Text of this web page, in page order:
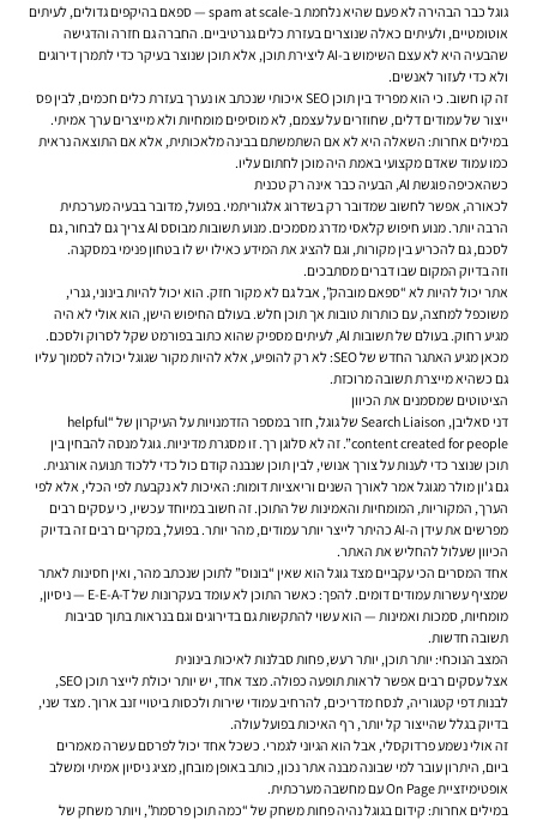
גוגל כבר הבהירה לא פעם שהיא נלחמת ב-spam at scale — ספאם בהיקפים גדולים, לעיתים
אוטומטיים, ולעיתים כאלה שנוצרים בעזרת כלים גנרטיביים. החברה גם חזרה והדגישה
שהבעיה היא לא עצם השימוש ב-AI ליצירת תוכן, אלא תוכן שנוצר בעיקר כדי לתמרן דירוגים
ולא כדי לעזור לאנשים.
זה קו חשוב. כי הוא מפריד בין תוכן SEO איכותי שנכתב או נערך בעזרת כלים חכמים, לבין פס
ייצור של עמודים דלים, שחוזרים על עצמם, לא מוסיפים מומחיות ולא מייצרים ערך אמיתי.
במילים אחרות: השאלה היא לא אם השתמשתם בבינה מלאכותית, אלא אם התוצאה נראית
כמו עמוד שאדם מקצועי באמת היה מוכן לחתום עליו.
כשהאכיפה פוגשת AI, הבעיה כבר אינה רק טכנית
לכאורה, אפשר לחשוב שמדובר רק בשדרוג אלגוריתמי. בפועל, מדובר בבעיה מערכתית
הרבה יותר. מנוע חיפוש קלאסי מדרג מסמכים. מנוע תשובות מבוסס AI צריך גם לבחור, גם
לסכם, גם להכריע בין מקורות, וגם להציג את המידע כאילו יש לו בטחון פנימי במסקנה.
וזה בדיוק המקום שבו דברים מסתבכים.
אתר יכול להיות לא “ספאם מובהק”, אבל גם לא מקור חזק. הוא יכול להיות בינוני, גנרי,
משוכפל למחצה, עם כותרות טובות אך תוכן חלש. בעולם החיפוש הישן, הוא אולי לא היה
מגיע רחוק. בעולם של תשובות AI, לעיתים מספיק שהוא כתוב בפורמט שקל לסרוק ולסכם.
מכאן מגיע האתגר החדש של SEO: לא רק להופיע, אלא להיות מקור שגוגל יכולה לסמוך עליו
גם כשהיא מייצרת תשובה מרוכזת.
הציטוטים שמסמנים את הכיוון
דני סאליבן, Search Liaison של גוגל, חזר במספר הזדמנויות על העיקרון של “helpful
content created for people”. זה לא סלוגן רך. זו מסגרת מדיניות. גוגל מנסה להבחין בין
תוכן שנוצר כדי לענות על צורך אנושי, לבין תוכן שנבנה קודם כול כדי ללכוד תנועה אורגנית.
גם ג'ון מולר מגוגל אמר לאורך השנים וריאציות דומות: האיכות לא נקבעת לפי הכלי, אלא לפי
הערך, המקוריות, המומחיות והאמינות של התוכן. זה חשוב במיוחד עכשיו, כי עסקים רבים
מפרשים את עידן ה-AI כהיתר לייצר יותר עמודים, מהר יותר. בפועל, במקרים רבים זה בדיוק
הכיוון שעלול להחליש את האתר.
אחד המסרים הכי עקביים מצד גוגל הוא שאין “בונוס” לתוכן שנכתב מהר, ואין חסינות לאתר
שמציף עשרות עמודים דומים. להפך: כאשר התוכן לא עומד בעקרונות של E-E-A-T — ניסיון,
מומחיות, סמכות ואמינות — הוא עשוי להתקשות גם בדירוגים וגם בנראות בתוך סביבות
תשובה חדשות.
המצב הנוכחי: יותר תוכן, יותר רעש, פחות סבלנות לאיכות בינונית
אצל עסקים רבים אפשר לראות תופעה כפולה. מצד אחד, יש יותר יכולת לייצר תוכן SEO,
לבנות דפי קטגוריה, לנסח מדריכים, להרחיב עמודי שירות ולכסות ביטויי זנב ארוך. מצד שני,
בדיוק בגלל שהייצור קל יותר, רף האיכות בפועל עולה.
זה אולי נשמע פרדוקסלי, אבל הוא הגיוני לגמרי. כשכל אחד יכול לפרסם עשרה מאמרים
ביום, היתרון עובר למי שבונה מבנה אתר נכון, כותב באופן מובחן, מציג ניסיון אמיתי ומשלב
אופטימיזציית On Page עם מחשבה מערכתית.
במילים אחרות: קידום בגוגל נהיה פחות משחק של “כמה תוכן פרסמת”, ויותר משחק של